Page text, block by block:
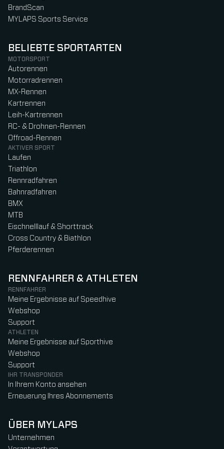
BrandScan
MYLAPS Sports Service
BELIEBTE SPORTARTEN
MOTORSPORT
Autorennen
Motorradrennen
MX-Rennen
Kartrennen
Leih-Kartrennen
RC- & Drohnen-Rennen
Offroad-Rennen
AKTIVER SPORT
Laufen
Triathlon
Rennradfahren
Bahnradfahren
BMX
MTB
Eischnelllauf & Shorttrack
Cross Country & Biathlon
Pferderennen
RENNFAHRER & ATHLETEN
RENNFAHRER
Meine Ergebnisse auf Speedhive
Webshop
Support
ATHLETEN
Meine Ergebnisse auf Sporthive
Webshop
Support
IHR TRANSPONDER
In Ihrem Konto ansehen
Erneuerung Ihres Abonnements
ÜBER MYLAPS
Unternehmen